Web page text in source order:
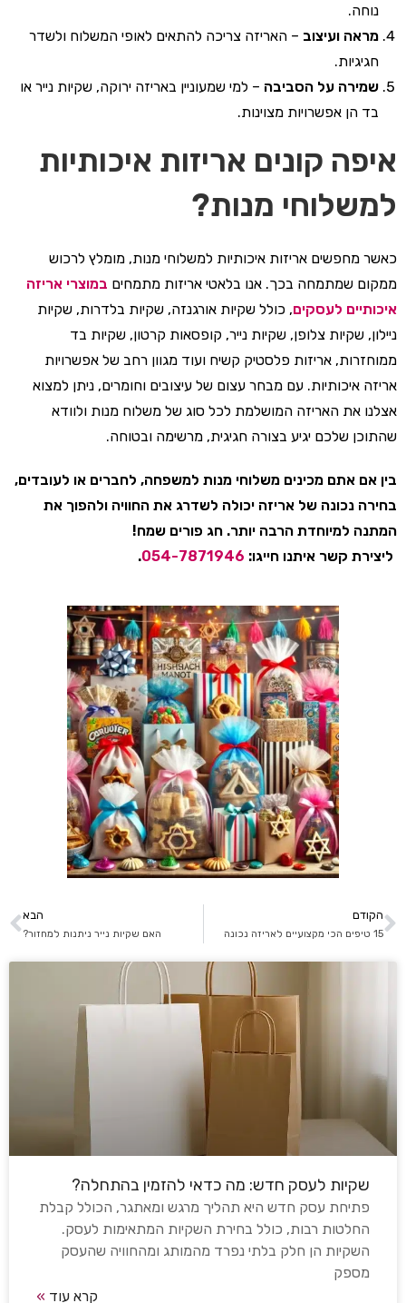
נוחה.
מראה ועיצוב – האריזה צריכה להתאים לאופי המשלוח ולשדר
חגיגיות.
שמירה על הסביבה – למי שמעוניין באריזה ירוקה, שקיות נייר או
בד הן אפשרויות מצוינות.
איפה קונים אריזות איכותיות
למשלוחי מנות?
כאשר מחפשים אריזות איכותיות למשלוחי מנות, מומלץ לרכוש
ממקום שמתמחה בכך. אנו בלאטי אריזות מתמחים במוצרי אריזה
איכותיים לעסקים, כולל שקיות אורגנזה, שקיות בלדרות, שקיות
ניילון, שקיות צלופן, שקיות נייר, קופסאות קרטון, שקיות בד
ממוחזרות, אריזות פלסטיק קשיח ועוד מגוון רחב של אפשרויות
אריזה איכותיות. עם מבחר עצום של עיצובים וחומרים, ניתן למצוא
אצלנו את האריזה המושלמת לכל סוג של משלוח מנות ולוודא
שהתוכן שלכם יגיע בצורה חגיגית, מרשימה ובטוחה.
בין אם אתם מכינים משלוחי מנות למשפחה, לחברים או לעובדים,
בחירה נכונה של אריזה יכולה לשדרג את החוויה ולהפוך את
המתנה למיוחדת הרבה יותר. חג פורים שמח!
ליצירת קשר איתנו חייגו: 054-7871946
.
הקודם
15 טיפים הכי מקצועיים לאריזה נכונה
הבא
האם שקיות נייר ניתנות למחזור?
שקיות לעסק חדש: מה כדאי להזמין בהתחלה?
פתיחת עסק חדש היא תהליך מרגש ומאתגר, הכולל קבלת
החלטות רבות, כולל בחירת השקיות המתאימות לעסק.
השקיות הן חלק בלתי נפרד מהמותג ומהחוויה שהעסק
מספק
קרא עוד »